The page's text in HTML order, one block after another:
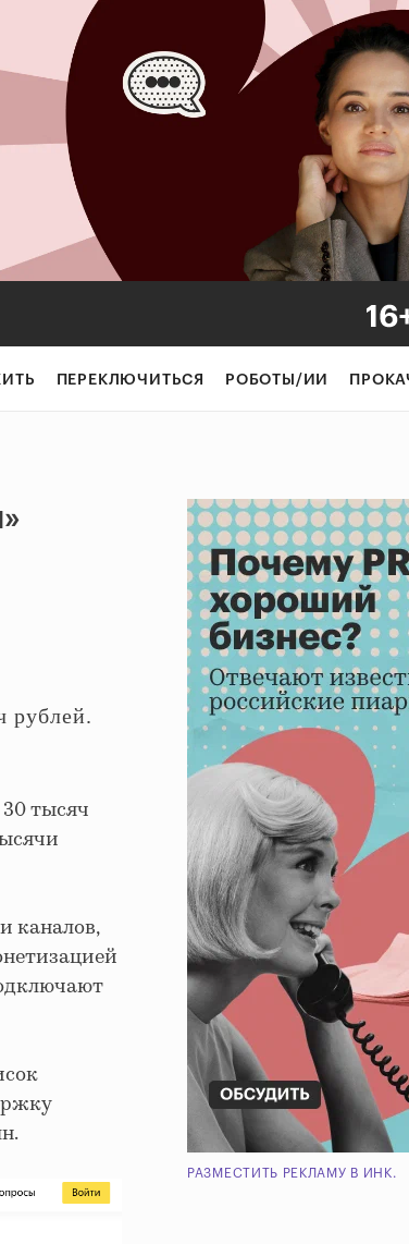
ПЕРЕКЛЮЧИТЬСЯ РОБОТЫ/ИИ
рублей.
тысяч
каналов,
РАЗМЕСТИТЬ РЕКЛАМУ В ИНК.